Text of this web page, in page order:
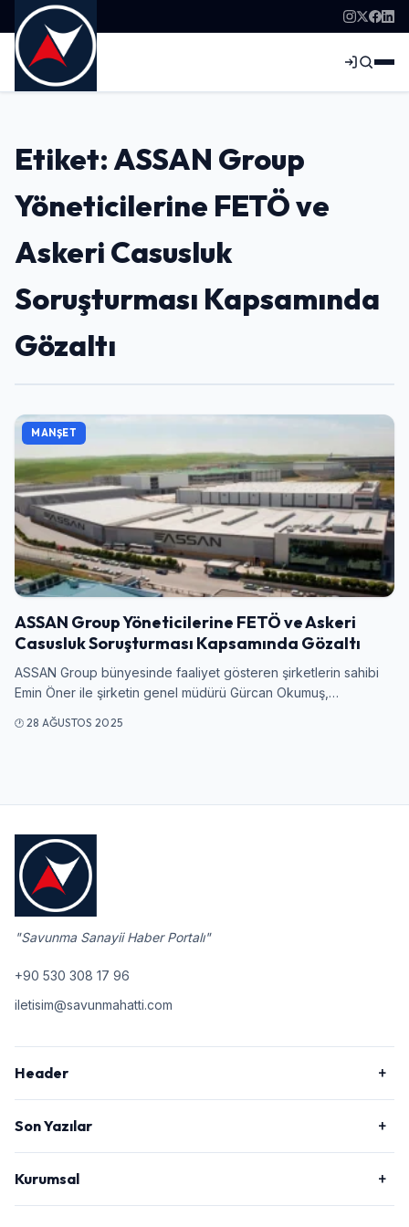
Etiket: ASSAN Group
Yöneticilerine FETÖ ve
Askeri Casusluk
Soruşturması Kapsamında
Gözaltı
MANŞET
ASSAN Group Yöneticilerine FETÖ ve Askeri
Casusluk Soruşturması Kapsamında Gözaltı
ASSAN Group bünyesinde faaliyet gösteren şirketlerin sahibi
Emin Öner ile şirketin genel müdürü Gürcan Okumuş,…
28 AĞUSTOS 2025
"Savunma Sanayii Haber Portalı"
+90 530 308 17 96
iletisim@savunmahatti.com
Header
Son Yazılar
Kurumsal
Giriş Yap
Kullanıcı Adı veya E-posta
Şifre
Beni Hatırla